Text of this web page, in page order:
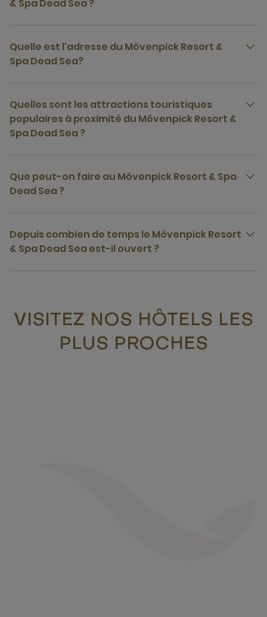
& Spa Dead Sea ?
Quelle est l'adresse du Mövenpick Resort &
Spa Dead Sea?
Quelles sont les attractions touristiques
populaires à proximité du Mövenpick Resort &
Spa Dead Sea ?
Que peut-on faire au Mövenpick Resort & Spa
Dead Sea ?
Depuis combien de temps le Mövenpick Resort
& Spa Dead Sea est-il ouvert ?
VISITEZ NOS HÔTELS LES
PLUS PROCHES